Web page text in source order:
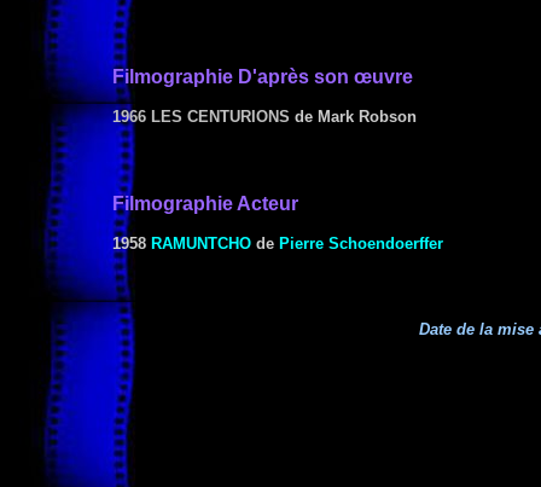
Filmographie D'après son œuvre
1966 LES CENTURIONS de Mark Robson
Filmographie Acteur
1958 RAMUNTCHO de Pierre Schoendoerffer
Date de la